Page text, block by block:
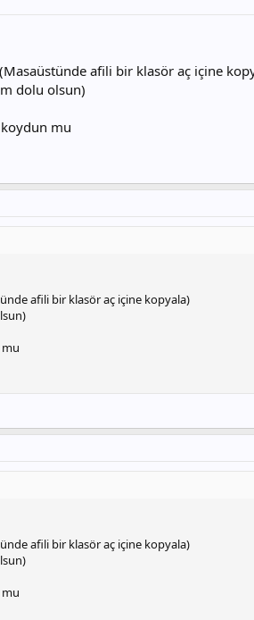
afili bir klasör aç içine
dolu olsun)
koydun mu
afili bir klasör aç içine kopyala)
afili bir klasör aç içine kopyala)